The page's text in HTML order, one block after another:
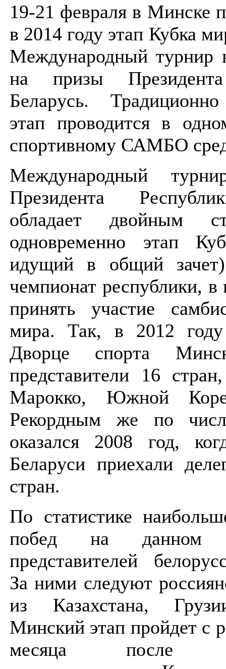
19-21 февраля в Минске
в 2014 году этап Кубка
Международный турнир
на призы
Беларусь.
этап проводится в
спортивному САМБО
Международный
Президента
обладает двойным
одновременно этап
идущий в общий
чемпионат республики, в
принять участие
мира. Так, в 2012
Дворце спорта
представители 16
Марокко, Южной
Рекордным же по
оказался 2008 год,
Беларуси приехали
стран.
По статистике
побед на данном
представителей
За ними следуют
из Казахстана,
Минский этап пройдет с
месяца после